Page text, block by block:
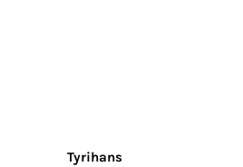
Tyrihans